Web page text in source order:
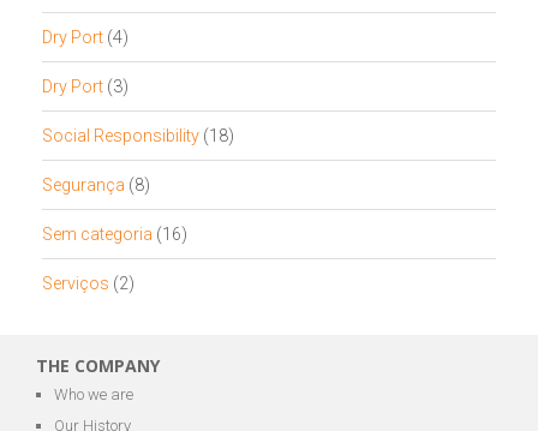
Dry Port (4)
Dry Port (3)
Social Responsibility (18)
Segurança (8)
Sem categoria (16)
Serviços (2)
THE COMPANY
Who we are
Our History